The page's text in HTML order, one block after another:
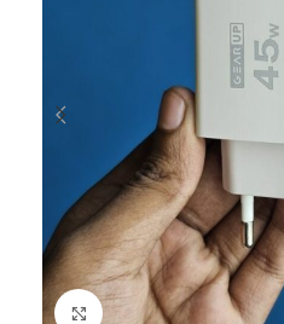
Click to enlarge